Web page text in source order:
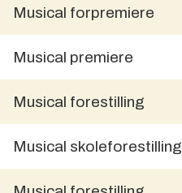
Musical forpremiere
Musical premiere
Musical forestilling
Musical skoleforestilling